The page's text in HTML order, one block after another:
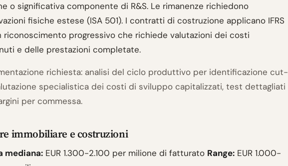
o significativa componente di R&S. Le rimanenze richiedono
fisiche estese (ISA 501). I contratti di costruzione applicano IFRS
riconoscimento progressivo che richiede valutazioni dei costi
e delle prestazioni completate.
richiesta: analisi del ciclo produttivo per identificazione cut-
specialistica dei costi di sviluppo capitalizzati, test dettagliati
per commessa.
immobiliare e costruzioni
mediana: EUR 1.300-2.100 per milione di fatturato Range: EUR 1.000-